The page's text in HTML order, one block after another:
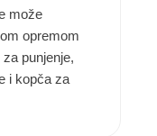
može
opremom
punjenje,
i kopča za